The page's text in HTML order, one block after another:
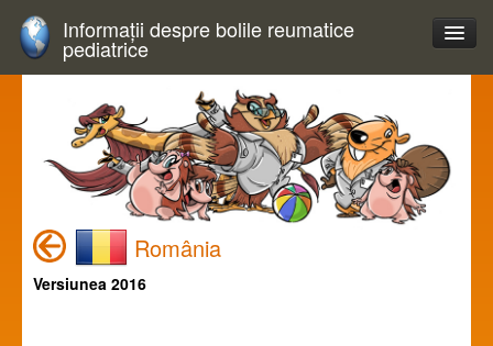
Informații despre bolile reumatice
pediatrice
România
Versiunea 2016